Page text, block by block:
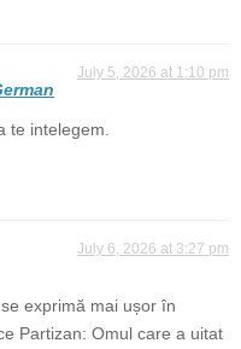
July 5, 2026 at 1:10 pm
te intelegem.
July 6, 2026 at 3:27 pm
exprimă mai ușor în
Partizan: Omul care a uitat